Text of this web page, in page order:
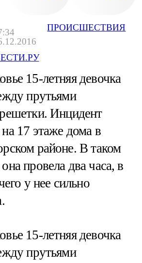
ПРОИСШЕСТВИЯ
15-летняя девочка
прутьями
Инцидент
17 этаже дома в
районе. В таком
провела два часа, в
у нее сильно
15-летняя девочка
прутьями